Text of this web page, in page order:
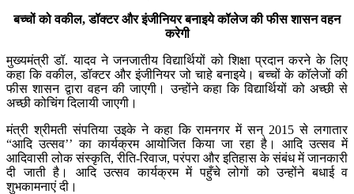
बच्चों को वकील, डॉक्टर और इंजीनियर बनाइये कॉलेज की फीस शासन वहन
करेगी
मुख्यमंत्री डॉ. यादव ने जनजातीय विद्यार्थियों को शिक्षा प्रदान करने के लिए
कहा कि वकील, डॉक्टर और इंजीनियर जो चाहे बनाइये। बच्चों के कॉलेजों की
फीस शासन द्वारा वहन की जाएगी। उन्होंने कहा कि विद्यार्थियों को अच्छी से
अच्छी कोचिंग दिलायी जाएगी।
मंत्री श्रीमती संपतिया उइके ने कहा कि रामनगर में सन् 2015 से लगातार
“आदि उत्सव’’ का कार्यक्रम आयोजित किया जा रहा है। आदि उत्सव में
आदिवासी लोक संस्कृति, रीति-रिवाज, परंपरा और इतिहास के संबंध में जानकारी
दी जाती है। आदि उत्सव कार्यक्रम में पहुँचे लोगों को उन्होंने बधाई व
शुभकामनाएं दी।